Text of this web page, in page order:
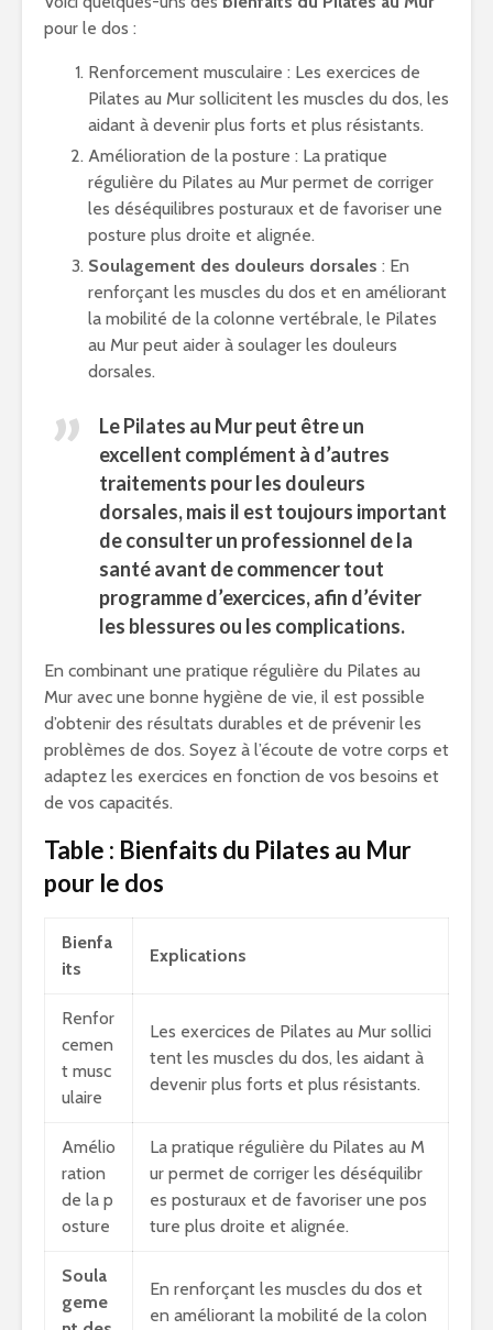
pour le dos :
Renforcement musculaire : Les exercices de
Pilates au Mur sollicitent les muscles du dos, les
aidant à devenir plus forts et plus résistants.
Amélioration de la posture : La pratique
régulière du Pilates au Mur permet de corriger
les déséquilibres posturaux et de favoriser une
posture plus droite et alignée.
Soulagement des douleurs dorsales : En
renforçant les muscles du dos et en améliorant
la mobilité de la colonne vertébrale, le Pilates
au Mur peut aider à soulager les douleurs
dorsales.
Le Pilates au Mur peut être un
excellent complément à d’autres
traitements pour les douleurs
dorsales, mais il est toujours important
de consulter un professionnel de la
santé avant de commencer tout
programme d’exercices, afin d’éviter
les blessures ou les complications.
En combinant une pratique régulière du Pilates au
Mur avec une bonne hygiène de vie, il est possible
d’obtenir des résultats durables et de prévenir les
problèmes de dos. Soyez à l’écoute de votre corps et
adaptez les exercices en fonction de vos besoins et
de vos capacités.
Table : Bienfaits du Pilates au Mur
pour le dos
Bienfa
its
Explications
Renfor
cemen
t musc
ulaire
Les exercices de Pilates au Mur sollici
tent les muscles du dos, les aidant à
devenir plus forts et plus résistants.
Amélio
ration
de la p
osture
La pratique régulière du Pilates au M
ur permet de corriger les déséquilibr
es posturaux et de favoriser une pos
ture plus droite et alignée.
Soula
geme
En renforçant les muscles du dos et
en améliorant la mobilité de la colon